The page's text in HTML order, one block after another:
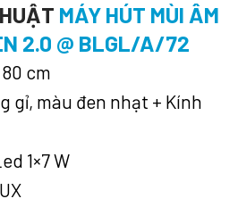
MÁY HÚT MÙI ÂM
2.0 @ BLGL/A/72
cm
gỉ, màu đen nhạt + Kính
1×7 W